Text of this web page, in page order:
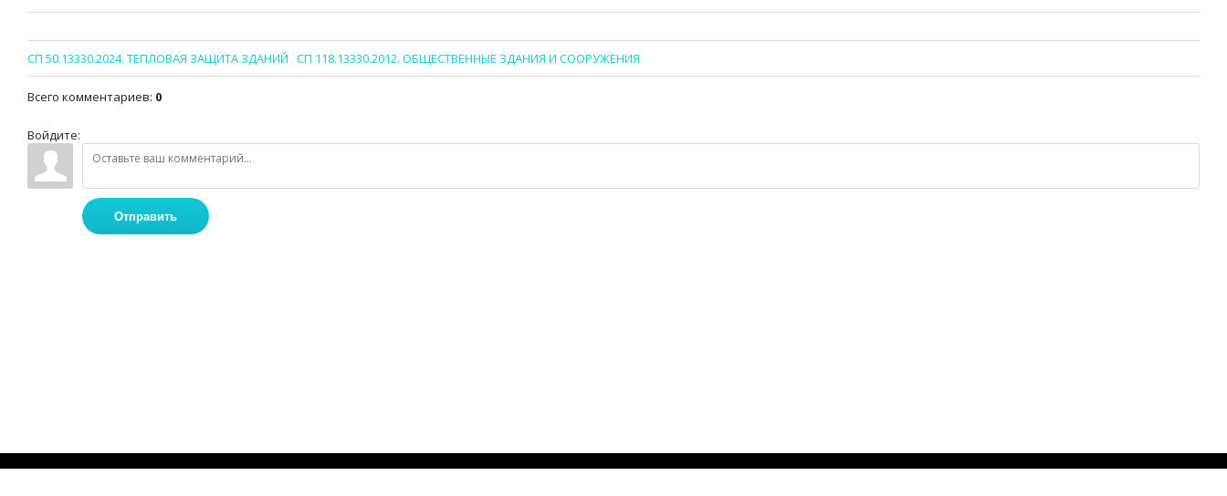
СП 50.13330.2024. ТЕПЛОВАЯ ЗАЩИТА ЗДАНИЙ СП 118.13330.2012. ОБЩЕСТВЕННЫЕ ЗДАНИЯ И СООРУЖЕНИЯ
Всего комментариев: 0
Войдите:
Отправить